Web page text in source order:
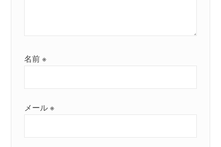
名前※
メール※